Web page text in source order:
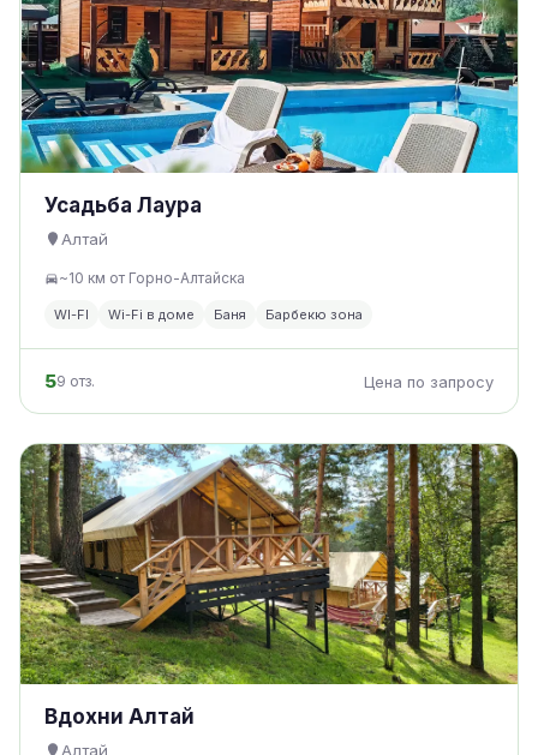
Усадьба Лаура
Алтай
~10 км от Горно-Алтайска
WI-FI Wi-Fi в доме Баня Барбекю зона
59 отз. Цена по запросу
Вдохни Алтай
Алтай